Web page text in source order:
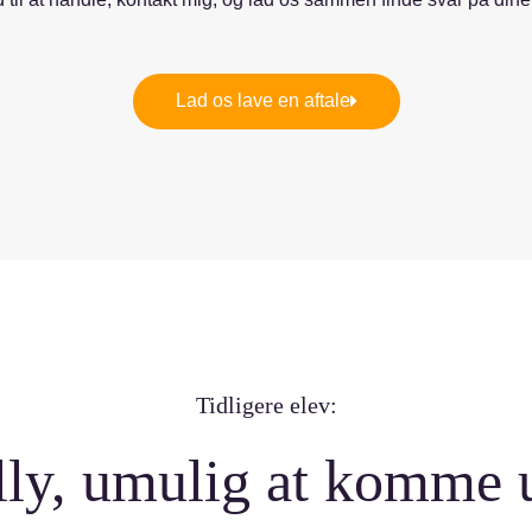
Lad os lave en aftale
Tidligere elev:
umulig at komme